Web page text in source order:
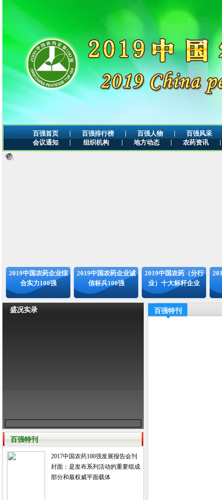
百强首页 | 百强排行榜 | 百强人物 |
百强风采
会议通知
| 组织机构 | 地方动态 | 农药资讯 |
2019中国农药企业综
合实力100强
2019中国农药企业诚
信标兵100强
2019中国农药（分行
业）十大标杆企业
盛况实录
百强特刊
2017中国农药100强发展报告会刊
封面：是发布系列活动的重要组成
部分和最权威平面载体
百强特刊